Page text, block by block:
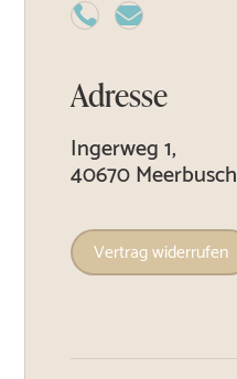
 
Adresse
Ingerweg 1,
40670 Meerbusch
Vertrag widerrufen